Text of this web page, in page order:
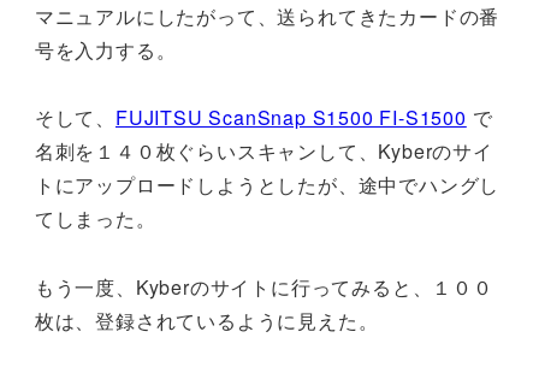
マニュアルにしたがって、送られてきたカードの番
号を入力する。
そして、 FUJITSU ScanSnap S1500 FI-S1500 で
名刺を１４０枚ぐらいスキャンして、Kyberのサイ
トにアップロードしようとしたが、途中でハングし
てしまった。
もう一度、Kyberのサイトに行ってみると、１００
枚は、登録されているように見えた。